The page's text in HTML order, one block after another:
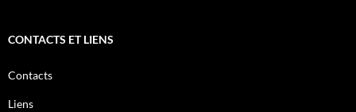
CONTACTS ET LIENS
Contacts
Liens